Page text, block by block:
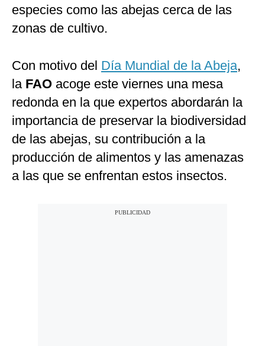
especies como las abejas cerca de las
zonas de cultivo.
Con motivo del Día Mundial de la Abeja,
la FAO acoge este viernes una mesa
redonda en la que expertos abordarán la
importancia de preservar la biodiversidad
de las abejas, su contribución a la
producción de alimentos y las amenazas
a las que se enfrentan estos insectos.